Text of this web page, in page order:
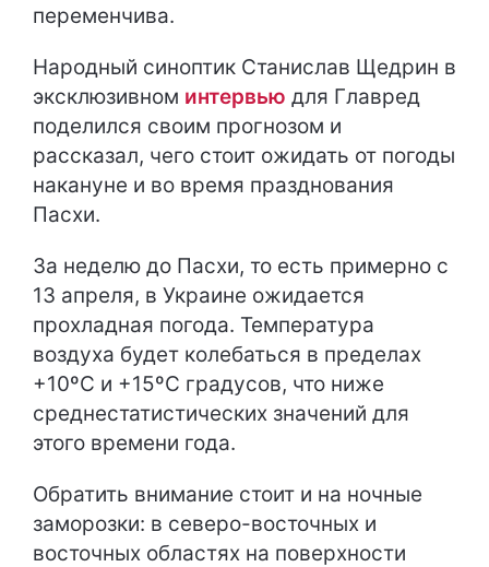
переменчива.
Народный синоптик Станислав Щедрин в
эксклюзивном интервью для Главред
поделился своим прогнозом и
рассказал, чего стоит ожидать от погоды
накануне и во время празднования
Пасхи.
За неделю до Пасхи, то есть примерно с
13 апреля, в Украине ожидается
прохладная погода. Температура
воздуха будет колебаться в пределах
+10ºC и +15ºC градусов, что ниже
среднестатистических значений для
этого времени года.
Обратить внимание стоит и на ночные
заморозки: в северо-восточных и
восточных областях на поверхности